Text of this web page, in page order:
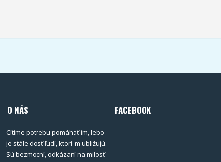
O NÁS
Cítime potrebu pomáhať im, lebo
je stále dosť ľudí, ktorí im ubližujú.
Sú bezmocní, odkázaní na milosť
FACEBOOK